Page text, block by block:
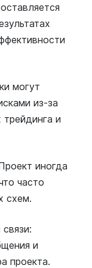
могут
из-за
и
иногда
часто
схем.
и
проекта.